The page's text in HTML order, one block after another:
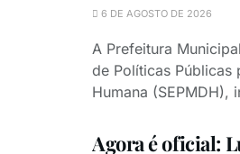
6 DE AGOSTO DE 2026
A Prefeitura
de Políticas Públicas
Humana (SEPMDH),
Agora é oficial: